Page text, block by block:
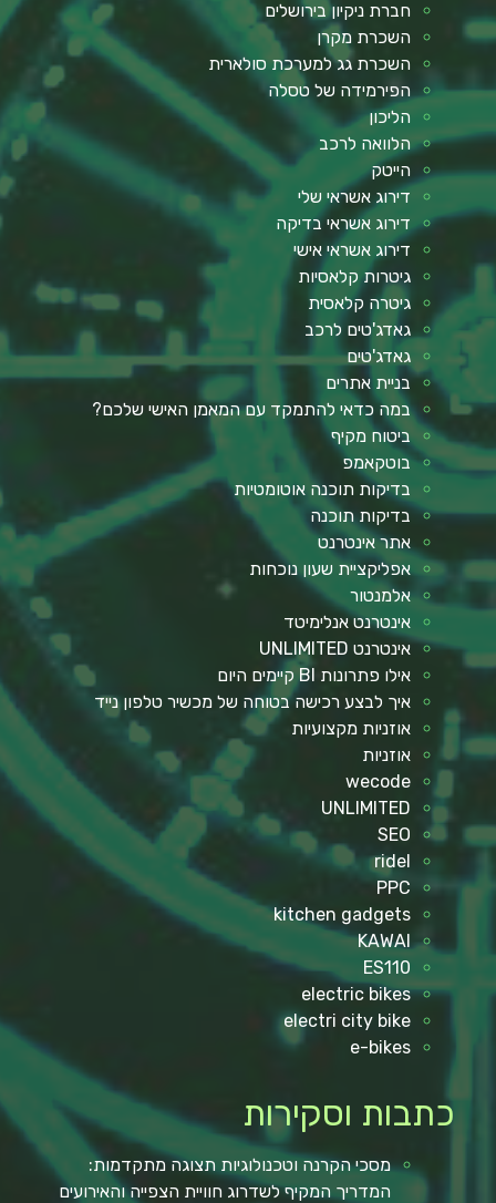
חברת ניקיון בירושלים
השכרת מקרן
השכרת גג למערכת סולארית
הפירמידה של טסלה
הליכון
הלוואה לרכב
הייטק
דירוג אשראי שלי
דירוג אשראי בדיקה
דירוג אשראי אישי
גיטרות קלאסיות
גיטרה קלאסית
גאדג'טים לרכב
גאדג'טים
בניית אתרים
במה כדאי להתמקד עם המאמן האישי שלכם?
ביטוח מקיף
בוטקאמפ
בדיקות תוכנה אוטומטיות
בדיקות תוכנה
אתר אינטרנט
אפליקציית שעון נוכחות
אלמנטור
אינטרנט אנלימיטד
אינטרנט UNLIMITED
אילו פתרונות BI קיימים היום
איך לבצע רכישה בטוחה של מכשיר טלפון נייד
אוזניות מקצועיות
אוזניות
wecode
UNLIMITED
SEO
ridel
PPC
kitchen gadgets
KAWAI
ES110
electric bikes
electri city bike
e-bikes
כתבות וסקירות
מסכי הקרנה וטכנולוגיות תצוגה מתקדמות:
המדריך המקיף לשדרוג חוויית הצפייה והאירועים